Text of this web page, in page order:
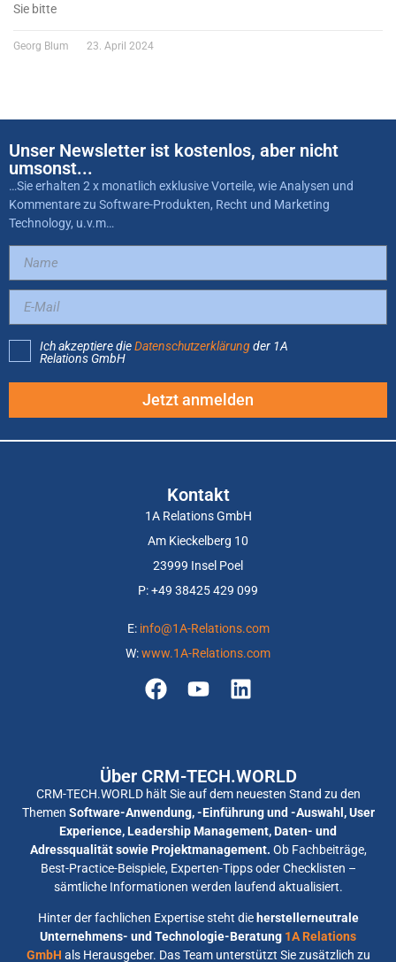
Sie bitte
Georg Blum 23. April 2024
Unser Newsletter ist kostenlos, aber nicht
umsonst...
…Sie erhalten 2 x monatlich exklusive Vorteile, wie Analysen und
Kommentare zu Software-Produkten, Recht und Marketing
Technology, u.v.m…
Ich akzeptiere dieDatenschutzerklärungder 1A
Relations GmbH
Jetzt anmelden
Kontakt
1A Relations GmbH
Am Kieckelberg 10
23999 Insel Poel
P: +49 38425 429 099
E: info@1A-Relations.com
W:www.1A-Relations.com
Über CRM-TECH.WORLD
CRM-TECH.WORLD hält Sie auf dem neuesten Stand zu den
Themen Software-Anwendung, -Einführung und -Auswahl, User
Experience, Leadership Management, Daten- und
Adressqualität sowie Projektmanagement. Ob Fachbeiträge,
Best-Practice-Beispiele, Experten-Tipps oder Checklisten –
sämtliche Informationen werden laufend aktualisiert.
Hinter der fachlichen Expertise steht die herstellerneutrale
Unternehmens- und Technologie-Beratung 1A Relations
GmbH als Herausgeber. Das Team unterstützt Sie zusätzlich zu